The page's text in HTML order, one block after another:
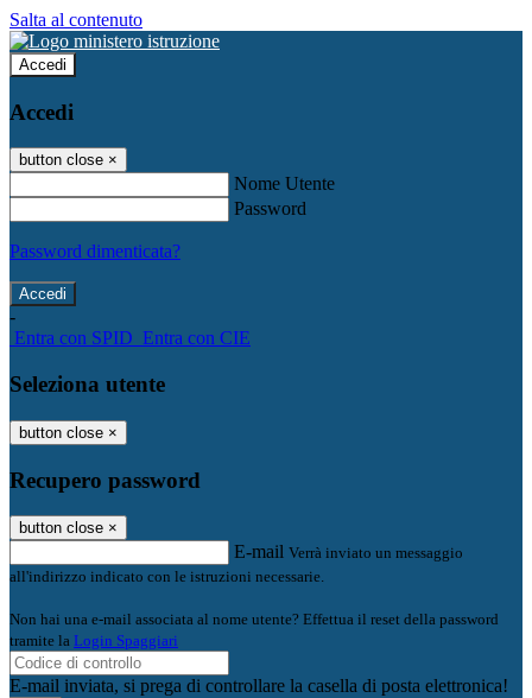
Salta al contenuto
Accedi
Accedi
button close ×
Nome Utente
Password
Password dimenticata?
-
Entra con SPID Entra con CIE
Seleziona utente
button close ×
Recupero password
button close ×
E-mail Verrà inviato un messaggio
all'indirizzo indicato con le istruzioni necessarie.
Non hai una e-mail associata al nome utente? Effettua il reset della password
tramite la Login Spaggiari
E-mail inviata, si prega di controllare la casella di posta elettronica!